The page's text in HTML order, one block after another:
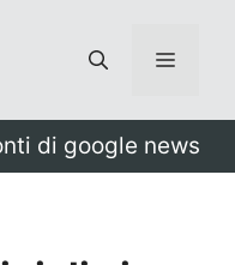
Menu
di google news